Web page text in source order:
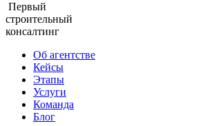
Первый
строительный
консалтинг
Об агентстве
Кейсы
Этапы
Услуги
Команда
Блог